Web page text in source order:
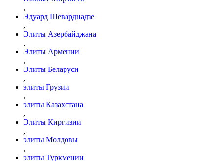
,
Эдуард Шеварднадзе
,
Элиты Азербайджана
,
Элиты Армении
,
Элиты Беларуси
,
элиты Грузии
,
элиты Казахстана
,
Элиты Киргизии
,
элиты Молдовы
,
элиты Туркмении